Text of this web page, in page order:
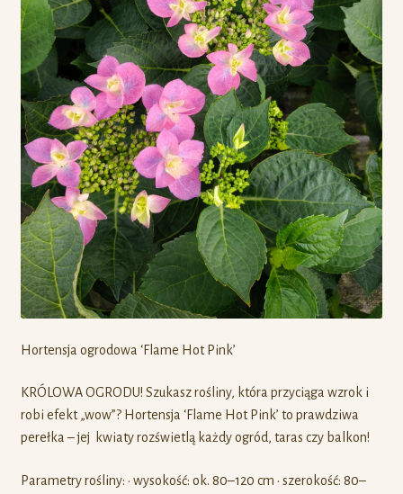
Hortensja ogrodowa ‘Flame Hot Pink’
KRÓLOWA OGRODU! Szukasz rośliny, która przyciąga wzrok i
robi efekt „wow”? Hortensja ‘Flame Hot Pink’ to prawdziwa
perełka – jej kwiaty rozświetlą każdy ogród, taras czy balkon!
Parametry rośliny: • wysokość: ok. 80–120 cm • szerokość: 80–